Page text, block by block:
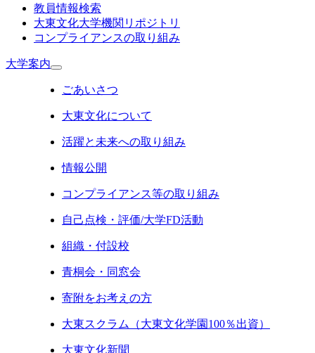
教員情報検索
大東文化大学機関リポジトリ
コンプライアンスの取り組み
大学案内
ごあいさつ
大東文化について
活躍と未来への取り組み
情報公開
コンプライアンス等の取り組み
自己点検・評価/大学FD活動
組織・付設校
青桐会・同窓会
寄附をお考えの方
大東スクラム（大東文化学園100％出資）
大東文化新聞